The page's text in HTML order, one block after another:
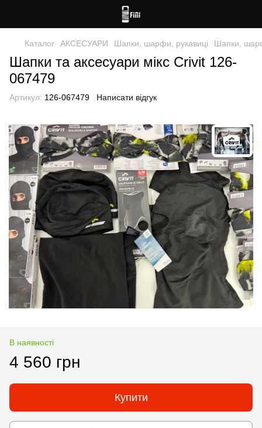
Каталог АКСЕСУАРИ Шапки, шарфи, рукавиці Шапки,
Шапки та аксесуари мікс Crivit 126-
067479
Артикул: 126-067479 Написати відгук
В наявності
4 560 грн
Купити